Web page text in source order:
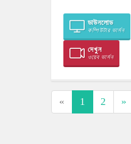
ডাউনলোড
কম্পিউটার ভার্সন
দেখুন
ওয়েব ভার্সন
« 1 2 »